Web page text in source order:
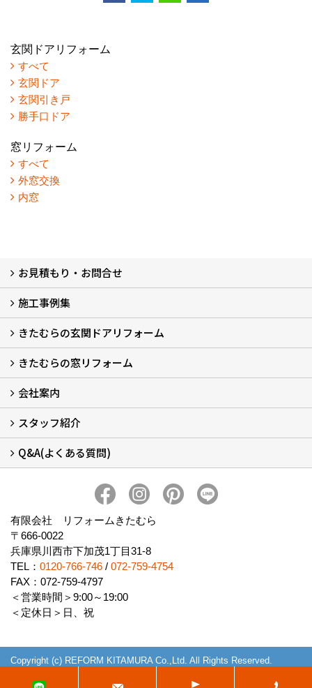
玄関ドアリフォーム
すべて
玄関ドア
玄関引き戸
勝手口ドア
窓リフォーム
すべて
外窓交換
内窓
お見積もり・お問合せ
LINEで概算見積もり
チャットで質問
問い合わせフォームから
オンライン相談
電話で相談
無料現地調査をご希望の方
施工事例集
玄関ドアリフォーム
玄関引戸リフォーム
勝手口ドアリフォーム
窓リフォーム
きたむらの玄関ドアリフォーム
玄関ドアリフォームについて
リシェントについて (23)
・玄関ドアバリエーション (52)
・玄関引戸バリエーション (44)
・勝手口ドアバリエーション (11)
安心の自社施工
無料点検
保証について
価格について
概算見積について (2)
きたむらの窓リフォーム
窓リフォームについて (5)
・内窓設置-LIXILインプラス
・内窓設置-AGCまどまど
・窓交換
・エコガラス交換
・防犯・防災ガラス交換
会社案内
会社概要 (2)
ブログ
アクセス
施工エリア
施工までの流れ
SNSインフォメーション
チャット機能
オンライン打合わせ
補助金について (2)
スタッフ紹介
スタッフ紹介
Q&A(よくある質問)
有限会社 リフォームきたむら
〒666-0022
兵庫県川西市下加茂1丁目31-8
TEL： 0120-766-746 / 072-759-4754
FAX：072-759-4797
＜営業時間＞9:00～19:00
＜定休日＞日、祝
Copyright (c) REFORM KITAMURA Co.,Ltd. All Rights Reserved.